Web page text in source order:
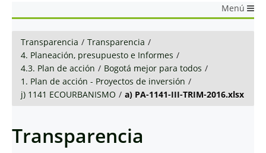
Menú
Transparencia / Transparencia /
4. Planeación, presupuesto e Informes /
4.3. Plan de acción / Bogotá mejor para todos /
1. Plan de acción - Proyectos de inversión /
j) 1141 ECOURBANISMO / a) PA-1141-III-TRIM-2016.xlsx
Transparencia